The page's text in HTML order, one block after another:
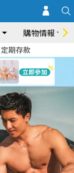
購物情報
定期存款